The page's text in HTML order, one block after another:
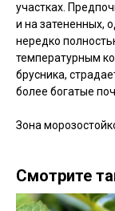
участках.
и на затененных,
нередко
температурным
брусника,
более богатые
Зона
Смотрите